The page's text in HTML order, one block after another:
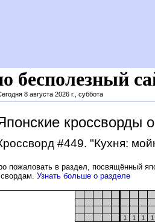
бесполезный
8 августа 2026 г., суббота
кроссворды
#449. "Кухня:
пожаловать в раздел, посвящённый
Узнать больше о разделе
1
1 1 1